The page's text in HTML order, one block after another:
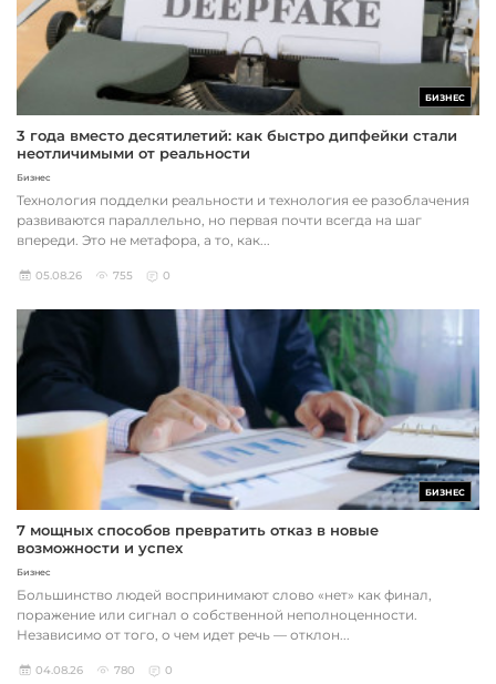
БИЗНЕС
3 года вместо десятилетий: как быстро дипфейки стали
неотличимыми от реальности
Бизнес
Технология подделки реальности и технология ее разоблачения
развиваются параллельно, но первая почти всегда на шаг
впереди. Это не метафора, а то, как...
05.08.26 755 0
БИЗНЕС
7 мощных способов превратить отказ в новые
возможности и успех
Бизнес
Большинство людей воспринимают слово «нет» как финал,
поражение или сигнал о собственной неполноценности.
Независимо от того, о чем идет речь — отклон...
04.08.26 780 0